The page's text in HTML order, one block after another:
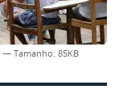
— Tamanho: 85KB